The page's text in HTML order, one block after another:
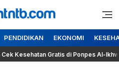
NTBNTB
PENDIDIKAN EKONOMI
Gratis di Ponpes Al-Ikhwan